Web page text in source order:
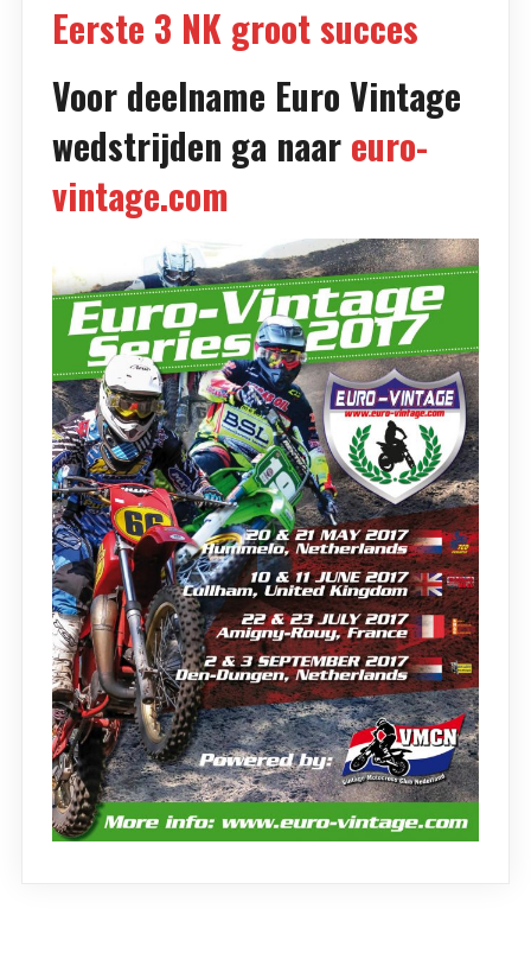
Eerste 3 NK groot succes
Voor deelname Euro Vintage
wedstrijden ga naar euro-
vintage.com